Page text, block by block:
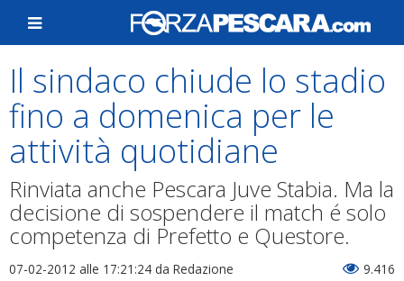
Il sindaco chiude lo stadio
fino a domenica per le
attività quotidiane
Rinviata anche Pescara Juve Stabia. Ma la
decisione di sospendere il match é solo
competenza di Prefetto e Questore.
07-02-2012 alle 17:21:24 da Redazione 9.416